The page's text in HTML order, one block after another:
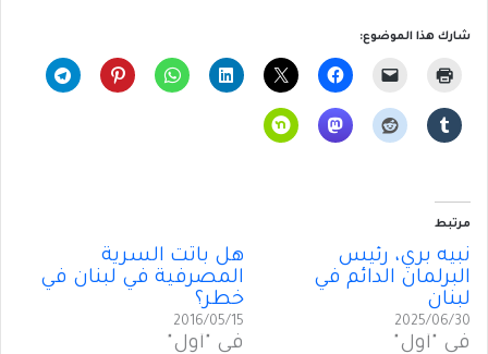
شارك هذا الموضوع:
مرتبط
نبيه بري، رئيس
البرلمان الدائم في
لبنان
2025/06/30
في "أول"
هل باتت السرية
المصرفية في لبنان في
خطر؟
2016/05/15
في "أول"